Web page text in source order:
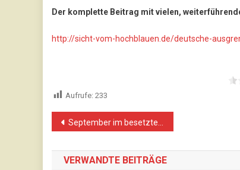
Der komplette Beitrag mit vielen,
http://sicht-vom-hochblauen.de/deutsche-
Aufrufe: 233
Beitragsnavigation
September im besetzten Palästina
VERWANDTE BEITRÄGE